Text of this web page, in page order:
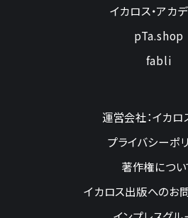
イカロス・アカ
pTa.shop
fabli
運営会社：イカロ
プライバシーポ
著作権につい
イカロス出版へのお